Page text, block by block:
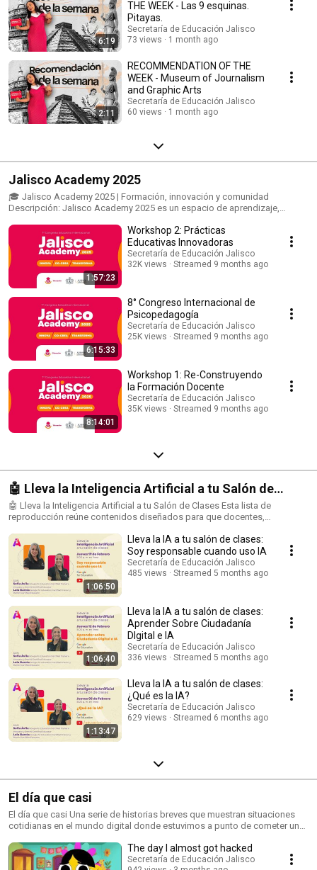
6:19
THE WEEK - Las 9 esquinas.
Pitayas.
Secretaría de Educación Jalisco
73 views
1 month ago
2:11
RECOMMENDATION OF THE
WEEK - Museum of Journalism
and Graphic Arts
Secretaría de Educación Jalisco
60 views
1 month ago
Jalisco Academy 2025
🎓 Jalisco Academy 2025 | Formación, innovación y comunidad
Descripción: Jalisco Academy 2025 es un espacio de aprendizaje,
educativas de todo el estado. A través de conferencias, paneles, talleres
y experiencias digitales, exploramos los temas que están transformando
la educación: innovación pedagógica, cultura digital, inteligencia artificial,
inclusión y sostenibilidad. Esta serie reúne a expertos, líderes educativos
y voces inspiradoras que comparten ideas para construir la educación
del futuro, centrada en las personas y los valores. Porque aprender,
compartir e innovar… también es hacerlo #AlEstiloJalisco.
1:57:23
Workshop 2: Prácticas
Educativas Innovadoras
Secretaría de Educación Jalisco
32K views
Streamed 9 months ago
6:15:33
8° Congreso Internacional de
Psicopedagogía
Secretaría de Educación Jalisco
25K views
Streamed 9 months ago
8:14:01
Workshop 1: Re-Construyendo
la Formación Docente
Secretaría de Educación Jalisco
35K views
Streamed 9 months ago
🤖 Lleva la Inteligencia Artificial a tu Salón de
Clases
🤖 Lleva la Inteligencia Artificial a tu Salón de Clases Esta lista de
reproducción reúne contenidos diseñados para que docentes,
convertirse en una aliada del aprendizaje. Aquí encontrarás: ✅ Talleres y
webinars con ejemplos prácticos. ✅ Herramientas digitales que
potencian la enseñanza. ✅ Ideas innovadoras para aplicar la IA en el aula
de manera responsable y creativa. ✨ Una guía práctica para explorar
nuevas formas de enseñar y aprender en la Escuela Mexicana.
#InteligenciaArtificial #EducaciónJalisco #InnovaciónEducativa
#IAEnElAula #DocentesConIA #JaliscoAprende
1:06:50
Lleva la IA a tu salón de clases:
Soy responsable cuando uso IA
Secretaría de Educación Jalisco
485 views
Streamed 5 months ago
1:06:40
Lleva la IA a tu salón de clases:
Aprender Sobre Ciudadanía
DIgital e IA
Secretaría de Educación Jalisco
336 views
Streamed 5 months ago
1:13:47
Lleva la IA a tu salón de clases:
¿Qué es la IA?
Secretaría de Educación Jalisco
629 views
Streamed 6 months ago
El día que casi
El día que casi Una serie de historias breves que muestran situaciones
cotidianas en el mundo digital donde estuvimos a punto de cometer un
reflexionamos sobre: • Seguridad digital y prevención de riesgos • Toma
de decisiones en entornos digitales • Uso responsable de la tecnología •
The day I almost got hacked
Secretaría de Educación Jalisco